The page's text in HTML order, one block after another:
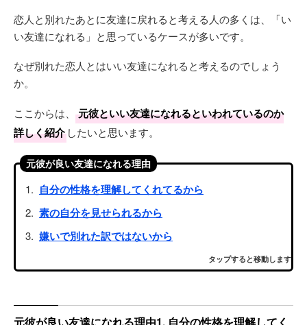
恋人と別れたあとに友達に戻れると考える人の多くは、「い
い友達になれる」と思っているケースが多いです。
なぜ別れた恋人とはいい友達になれると考えるのでしょう
か。
ここからは、
元彼といい友達になれるといわれているのか
詳しく紹介 したいと思います。
元彼が良い友達になれる理由
自分の性格を理解してくれてるから
素の自分を見せられるから
嫌いで別れた訳ではないから
タップすると移動します